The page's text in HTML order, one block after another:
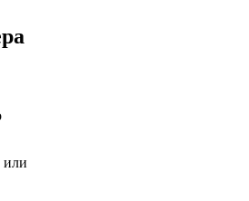
или